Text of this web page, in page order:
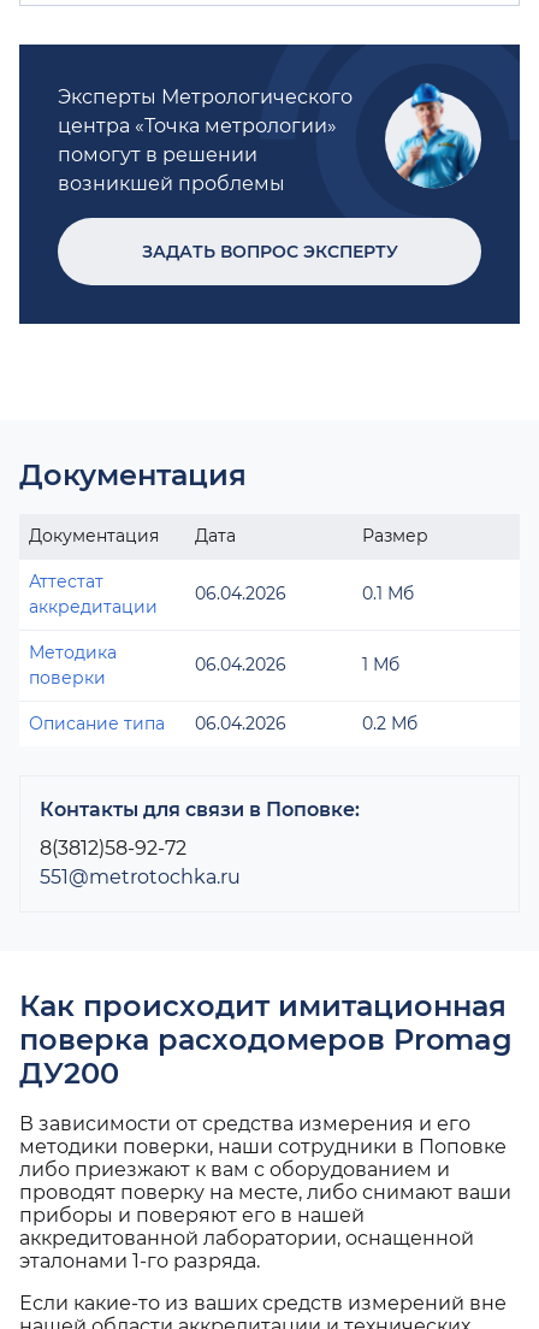
Эксперты Метрологического
центра «Точка метрологии»
помогут в решении
возникшей проблемы
ЗАДАТЬ ВОПРОС ЭКСПЕРТУ
Документация
Документация Дата Размер
Аттестат
аккредитации
06.04.2026 0.1 Мб
Методика
поверки
06.04.2026 1 Мб
Описание типа 06.04.2026 0.2 Мб
Контакты для связи в Поповке:
8(3812)58-92-72
551@metrotochka.ru
Как происходит имитационная
поверка расходомеров Promag
ДУ200
В зависимости от средства измерения и его
методики поверки, наши сотрудники в Поповке
либо приезжают к вам с оборудованием и
проводят поверку на месте, либо снимают ваши
приборы и поверяют его в нашей
аккредитованной лаборатории, оснащенной
эталонами 1-го разряда.
Если какие-то из ваших средств измерений вне